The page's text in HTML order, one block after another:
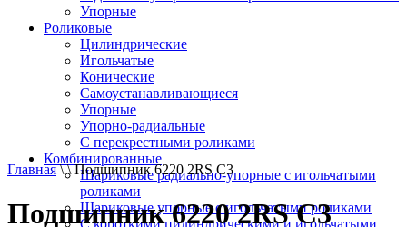
Упорные
Роликовые
Цилиндрические
Игольчатые
Конические
Самоустанавливающиеся
Упорные
Упорно-радиальные
C перекрестными роликами
Комбинированные
Шариковые радиально-упорные с игольчатыми
роликами
Шариковые упорные с игольчатыми роликами
С короткими цилиндрическими и игольчатыми
Главная\ \ Подшипник 6220 2RS C3
Подшипник 6220 2RS C3